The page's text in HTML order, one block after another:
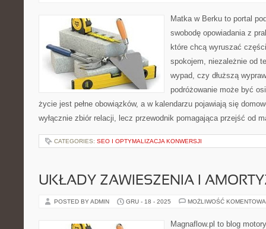
Matka w Berku to portal
swobodę opowiadania z
które chcą wyruszać
spokojem, niezależnie od
wypad, czy dłuższą
podróżowanie może być
życie jest pełne obowiązków, a w kalendarzu pojawiają się
wyłącznie zbiór relacji, lecz przewodnik pomagająca przejść od
CATEGORIES: SEO I OPTYMALIZACJA KONWERSJI
UKŁADY ZAWIESZENIA I
POSTED BY ADMIN GRU - 18 - 2025 MOŻLIWOŚĆ
Magnaflow.pl to blog